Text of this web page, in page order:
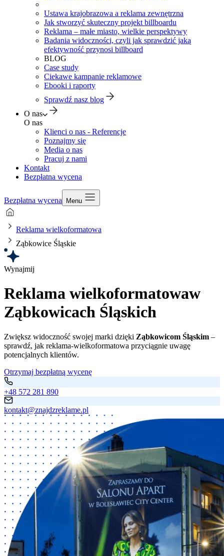
Ustawa krajobrazowa a reklama zewnętrzna
Jak stworzyć skuteczny projekt billboardu
Reklama – małe miasto, wielkie perspektywy
Badania widoczności, czyli jak sprawdzić jaką
efektywność przynosi billboard
BLOG
Case study
Ciekawe kampanie reklamowe
Ebooki i raporty
Sprawdź nasz blog
O nas
O nas
Klienci o nas - Referencje
Poznajmy się
Media o nas
Pracuj z nami
Kontakt
Bezpłatna wycena
Bezpłatna wycena Menu
Reklama wielkoformatowa
Ząbkowice Śląskie
Wynajmij
Reklama wielkoformatowaw
Ząbkowicach Śląskich
Zwiększ widoczność swojej marki dzięki Ząbkowicom Śląskim –
sprawdź, jak reklama-wielkoformatowa przyciągnie uwagę
potencjalnych klientów.
Otrzymaj bezpłatną wycenę
+48 572 281 890
kontakt@znajdzreklame.pl